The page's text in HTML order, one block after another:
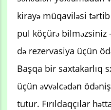
kirayə müqaviləsi
pul köçürə bilməzsiniz
də rezervasiya üçün
Başqa bir saxtakarlıq
üçün əvvəlcədən
tutur. Fırıldaqçılar